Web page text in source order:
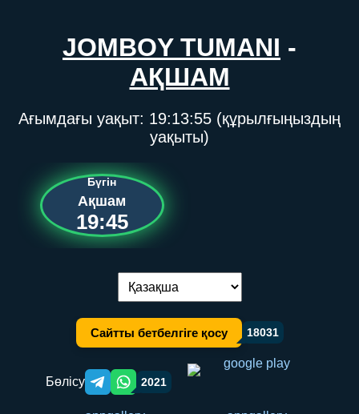
JOMBOY TUMANI -
АҚШАМ
Ағымдағы уақыт: 19:13:55 (құрылғыңыздың
уақыты)
Бүгін
Ақшам
19:45
Тілді ауыстыру:
Сайтты бетбелгіге қосу 18031
Бөлісу Telegram orqali ulashish
WhatsApp orqali ulashish
2021